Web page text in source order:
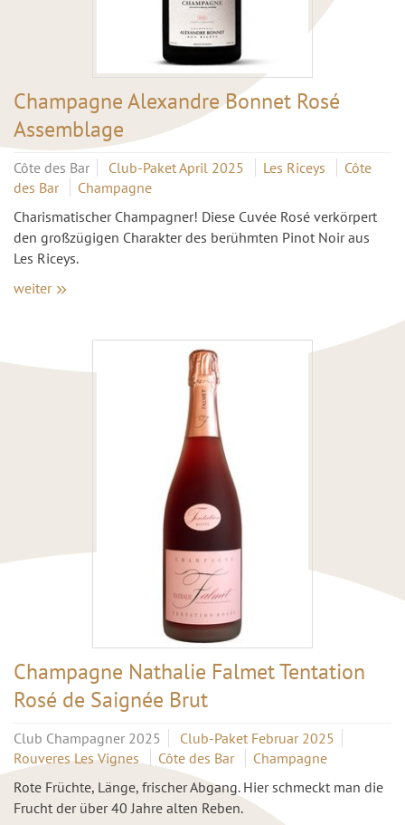
Champagne Alexandre Bonnet Rosé
Assemblage
Côte des Bar Club-Paket April 2025 Les Riceys
Côte
des Bar
Champagne
Charismatischer Champagner! Diese Cuvée Rosé verkörpert
den großzügigen Charakter des berühmten Pinot Noir aus
Les Riceys.
weiter
Champagne Nathalie Falmet Tentation
Rosé de Saignée Brut
Club Champagner 2025
Club-Paket Februar 2025
Rouveres Les Vignes
Côte des Bar
Champagne
Rote Früchte, Länge, frischer Abgang. Hier schmeckt man die
Frucht der über 40 Jahre alten Reben.